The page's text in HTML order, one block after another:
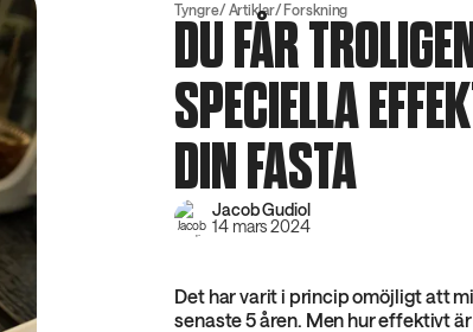
Tyngre Artiklar Forskning
DU FÅR
SPECIELLA
DIN FASTA
Jacob Gudiol
14 mars 2024
Det har varit i princip omöjligt att
senaste 5 åren. Men hur effektivt